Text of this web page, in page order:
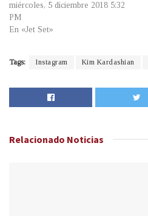
miércoles, 5 diciembre 2018 5:32
PM
En «Jet Set»
Tags: Instagram Kim Kardashian
Relacionado Noticias